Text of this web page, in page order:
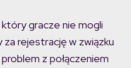
gracze nie mogli
rejestrację w związku
z połączeniem